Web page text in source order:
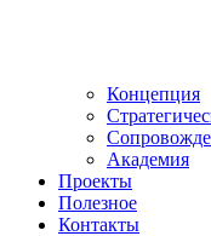
Концепция
Академия
Проекты
Полезное
Контакты